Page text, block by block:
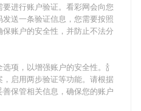
进行账户验证。 看彩网会向您
送一条验证信息，您需要按照
账户的安全性，并防止不法分
项，以增强账户的安全性。🍾
启用两步验证等功能。请根据
保管相关信息，确保您的账户